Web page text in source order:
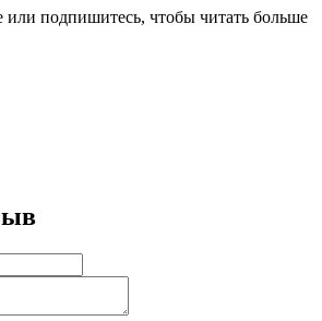
или подпишитесь, чтобы читать больше